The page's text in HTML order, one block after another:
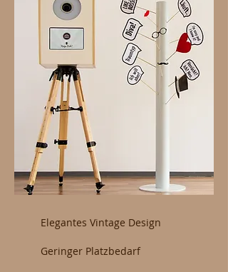
Elegantes Vintage Design
Geringer Platzbedarf